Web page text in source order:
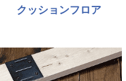
クッションフロア